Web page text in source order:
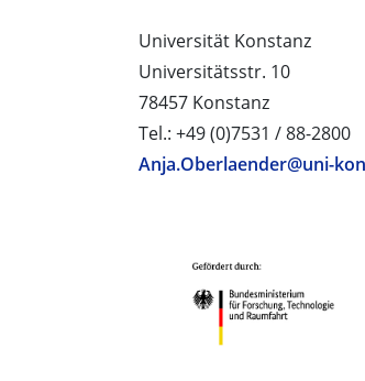
Universität Konstanz
Universitätsstr. 10
78457 Konstanz
Tel.: +49 (0)7531 / 88-2800
Anja.Oberlaender@uni-